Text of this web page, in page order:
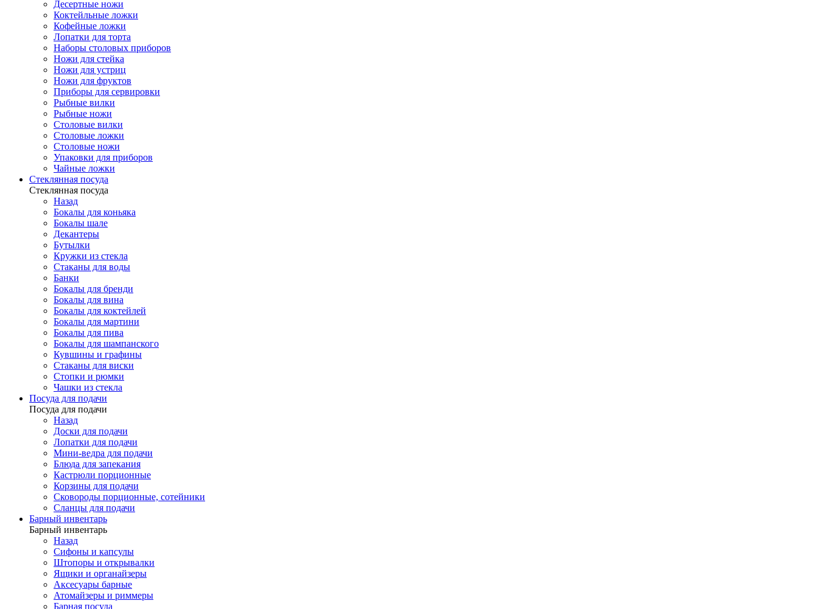
Десертные ножи
Коктейльные ложки
Кофейные ложки
Лопатки для торта
Наборы столовых приборов
Ножи для стейка
Ножи для устриц
Ножи для фруктов
Приборы для сервировки
Рыбные вилки
Рыбные ножи
Столовые вилки
Столовые ложки
Столовые ножи
Упаковки для приборов
Чайные ложки
Стеклянная посуда
Стеклянная посуда
Назад
Бокалы для коньяка
Бокалы шале
Декантеры
Бутылки
Кружки из стекла
Стаканы для воды
Банки
Бокалы для бренди
Бокалы для вина
Бокалы для коктейлей
Бокалы для мартини
Бокалы для пива
Бокалы для шампанского
Кувшины и графины
Стаканы для виски
Стопки и рюмки
Чашки из стекла
Посуда для подачи
Посуда для подачи
Назад
Доски для подачи
Лопатки для подачи
Мини-ведра для подачи
Блюда для запекания
Кастрюли порционные
Корзины для подачи
Сковороды порционные, сотейники
Сланцы для подачи
Барный инвентарь
Барный инвентарь
Назад
Сифоны и капсулы
Штопоры и открывалки
Ящики и органайзеры
Аксесуары барные
Атомайзеры и риммеры
Барная посуда